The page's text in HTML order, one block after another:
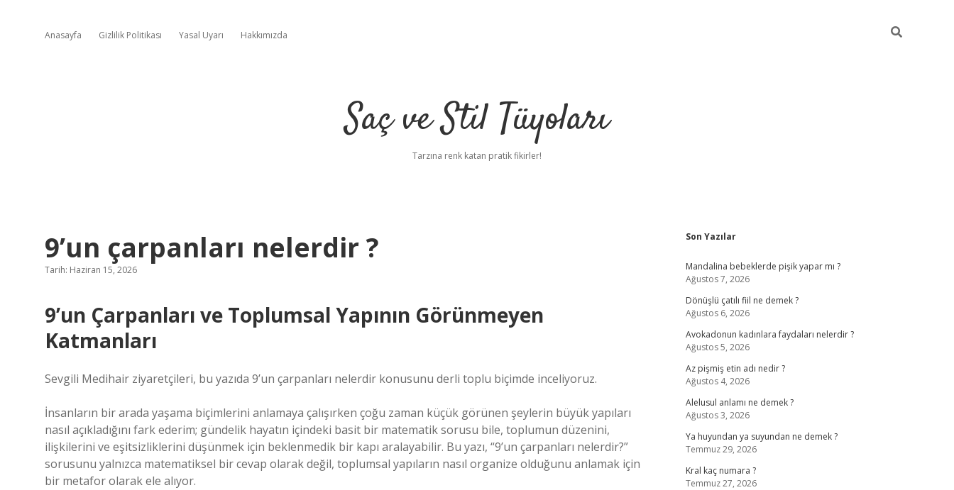
Anasayfa Gizlilik Politikası Yasal Uyarı Hakkımızda
Saç ve Stil Tüyoları
Tarzına renk katan pratik fikirler!
9’un çarpanları nelerdir ?
Tarih: Haziran 15, 2026
9’un Çarpanları ve Toplumsal Yapının Görünmeyen
Katmanları
Sevgili Medihair ziyaretçileri, bu yazıda 9’un çarpanları nelerdir konusunu derli toplu biçimde inceliyoruz.
İnsanların bir arada yaşama biçimlerini anlamaya çalışırken çoğu zaman küçük görünen şeylerin büyük yapıları
nasıl açıkladığını fark ederim; gündelik hayatın içindeki basit bir matematik sorusu bile, toplumun düzenini,
ilişkilerini ve eşitsizliklerini düşünmek için beklenmedik bir kapı aralayabilir. Bu yazı, “9’un çarpanları nelerdir?”
sorusunu yalnızca matematiksel bir cevap olarak değil, toplumsal yapıların nasıl organize olduğunu anlamak için
bir metafor olarak ele alıyor.
Sidebar
Son Yazılar
Mandalina bebeklerde pişik yapar mı ?
Ağustos 7, 2026
Dönüşlü çatılı fiil ne demek ?
Ağustos 6, 2026
Avokadonun kadınlara faydaları nelerdir ?
Ağustos 5, 2026
Az pişmiş etin adı nedir ?
Ağustos 4, 2026
Alelusul anlamı ne demek ?
Ağustos 3, 2026
Ya huyundan ya suyundan ne demek ?
Temmuz 29, 2026
Kral kaç numara ?
Temmuz 27, 2026